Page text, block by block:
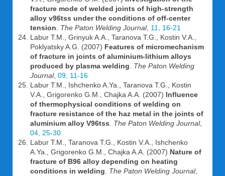
fracture mode of welded joints of high-strength
alloy v96tss under the conditions of off-center
tension
The Paton Welding Journal, 11, 16-21
Labur T.M., Grinyuk A.A., Taranova T.G., Kostin V.A.,
Poklyatsky A.G. (2007) Features of micromechanism
of fracture in joints of aluminium-lithium alloys
produced by plasma welding
The Paton Welding
Journal, 09, 11-16
Labur T.M., Ishchenko A.Ya., Taranova T.G., Kostin
V.A., Grigorenko G.M., Chajka A.A. (2007) Influence
of thermophysical conditions of welding on
fracture resistance of the haz metal in the joints of
aluminium alloy V96tss
The Paton Welding Journal,
04, 25-30
Labur T.M., Taranova T.G., Kostin V.A., Ishchenko
A.Ya., Grigorenko G.M., Chajka A.A. (2007) Nature of
fracture of B96 alloy depending on heating
conditions in welding
The Paton Welding Journal,